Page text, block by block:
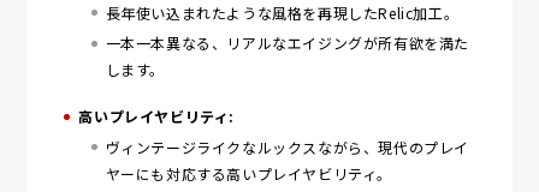
長年使い込まれたような風格を再現したRelic加工。
一本一本異なる、リアルなエイジングが所有欲を満た
します。
高いプレイヤビリティ:
ヴィンテージライクなルックスながら、現代のプレイ
ヤーにも対応する高いプレイヤビリティ。